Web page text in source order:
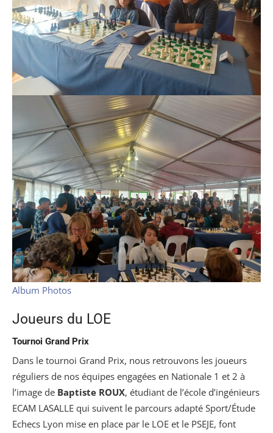
Album Photos
Joueurs du LOE
Tournoi Grand Prix
Dans le tournoi Grand Prix, nous retrouvons les joueurs
réguliers de nos équipes engagées en Nationale 1 et 2 à
l’image de Baptiste ROUX, étudiant de l’école d’ingénieurs
ECAM LASALLE qui suivent le parcours adapté Sport/Étude
Echecs Lyon mise en place par le LOE et le PSEJE, font